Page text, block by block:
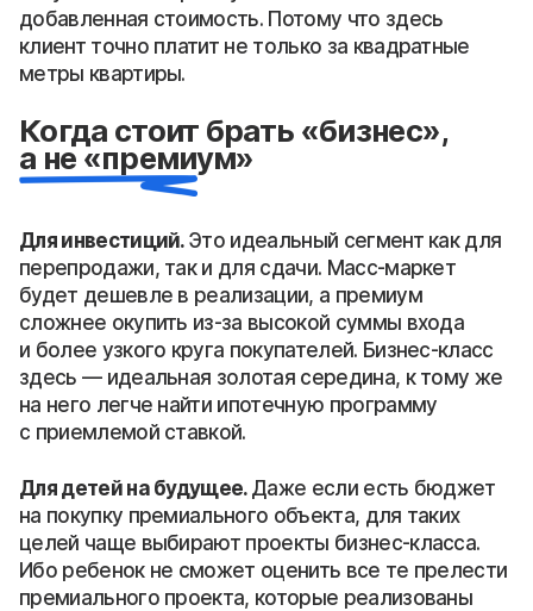
добавленная стоимость. Потому что здесь
клиент точно платит не только за квадратные
метры квартиры.
Когда стоит брать «бизнес»,
а не «премиум»
Для инвестиций. Это идеальный сегмент как для
перепродажи, так и для сдачи. Масс-маркет
будет дешевле в реализации, а премиум
сложнее окупить из-за высокой суммы входа
и более узкого круга покупателей. Бизнес-класс
здесь — идеальная золотая середина, к тому же
на него легче найти ипотечную программу
с приемлемой ставкой.
Для детей на будущее. Даже если есть бюджет
на покупку премиального объекта, для таких
целей чаще выбирают проекты бизнес-класса.
Ибо ребенок не сможет оценить все те прелести
премиального проекта, которые реализованы